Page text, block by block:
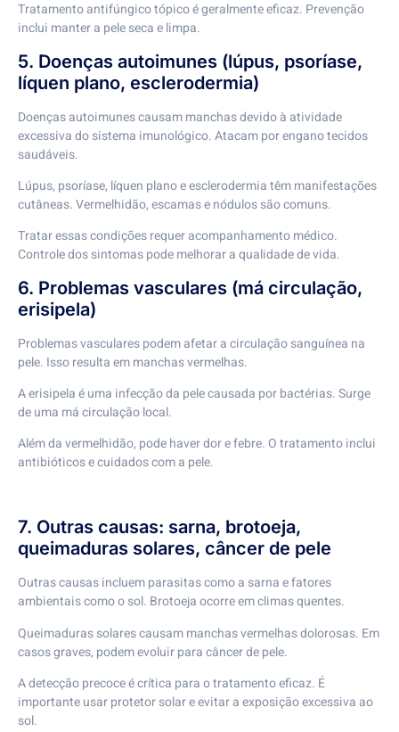
Tratamento antifúngico tópico é geralmente eficaz. Prevenção
inclui manter a pele seca e limpa.
5. Doenças autoimunes (lúpus, psoríase,
líquen plano, esclerodermia)
Doenças autoimunes causam manchas devido à atividade
excessiva do sistema imunológico. Atacam por engano tecidos
saudáveis.
Lúpus, psoríase, líquen plano e esclerodermia têm manifestações
cutâneas. Vermelhidão, escamas e nódulos são comuns.
Tratar essas condições requer acompanhamento médico.
Controle dos sintomas pode melhorar a qualidade de vida.
6. Problemas vasculares (má circulação,
erisipela)
Problemas vasculares podem afetar a circulação sanguínea na
pele. Isso resulta em manchas vermelhas.
A erisipela é uma infecção da pele causada por bactérias. Surge
de uma má circulação local.
Além da vermelhidão, pode haver dor e febre. O tratamento inclui
antibióticos e cuidados com a pele.
7. Outras causas: sarna, brotoeja,
queimaduras solares, câncer de pele
Outras causas incluem parasitas como a sarna e fatores
ambientais como o sol. Brotoeja ocorre em climas quentes.
Queimaduras solares causam manchas vermelhas dolorosas. Em
casos graves, podem evoluir para câncer de pele.
A detecção precoce é crítica para o tratamento eficaz. É
importante usar protetor solar e evitar a exposição excessiva ao
sol.